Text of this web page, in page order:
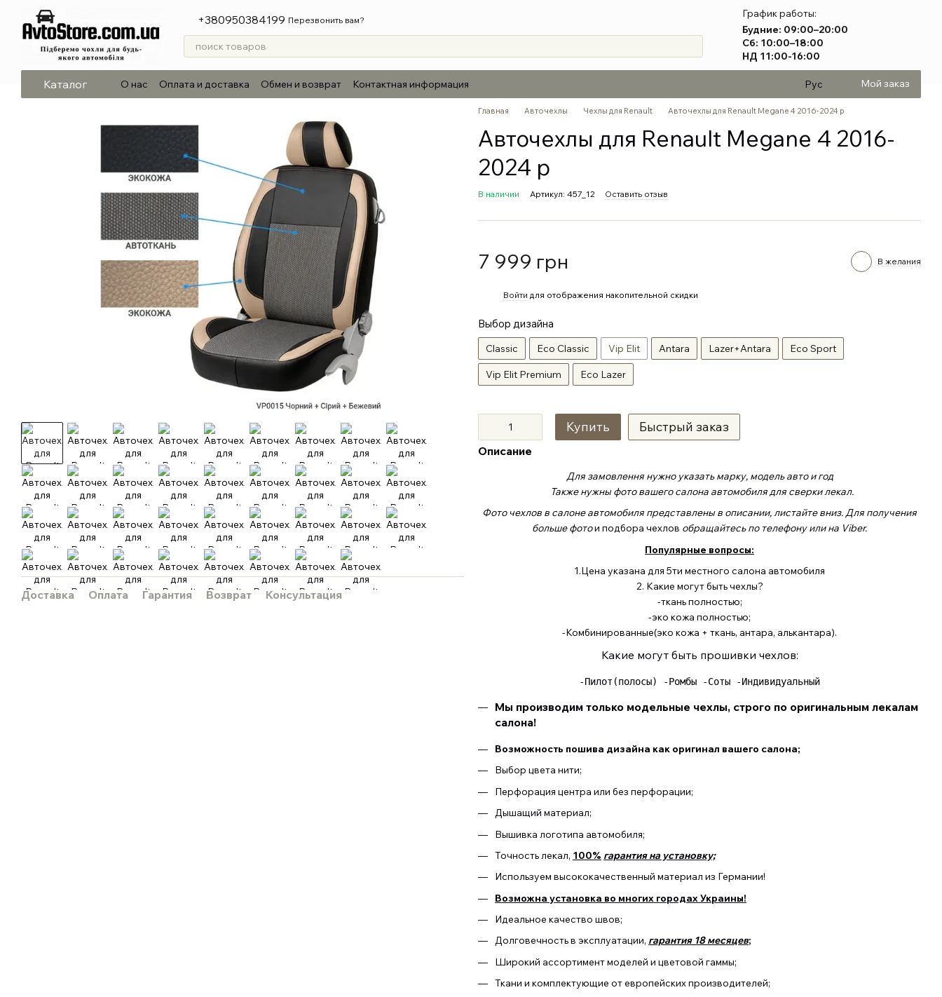
Перейти к основному контенту
+380950384199 Перезвонить вам?
График работы:
Будние: 09:00–20:00
Сб: 10:00–18:00
НД 11:00-16:00
Каталог О нас Оплата и доставка Обмен и возврат Контактная информация Рус Мой заказ
Доставка Оплата Гарантия Возврат Консультация
Главная Авточехлы Чехлы для Renault Авточехлы для Renault Megane 4 2016-2024 р
Авточехлы для Renault Megane 4 2016-
2024 р
В наличии Артикул: 457_12 Оставить отзыв
7 999 грн В желания
Войти для отображения накопительной скидки
Выбор дизайна
Classic Eco Classic Vip Elit Antara Lazer+Antara Eco Sport
Vip Elit Premium Eco Lazer
Купить Быстрый заказ
Описание
Для замовлення нужно указать марку, модель авто и год
Также нужны фото вашего салона автомобиля для сверки лекал.
Фото чехлов в салоне автомобиля представлены в описании, листайте вниз. Для получения
больше фотои подбора чехлов обращайтесь по телефону или на Viber.
Популярные вопросы:
1.Цена указана для 5ти местного салона автомобиля
2. Какие могут быть чехлы?
-ткань полностью;
-эко кожа полностью;
-Комбинированные(эко кожа + ткань, антара, алькантара).
Какие могут быть прошивки чехлов:
-Пилот(полосы) -Ромбы -Соты -Индивидуальный
Мы производим только модельные чехлы, строго по оригинальным лекалам
салона!
Возможность пошива дизайна как оригинал вашего салона;
Выбор цвета нити;
Перфорация центра или без перфорации;
Дышащий материал;
Вышивка логотипа автомобиля;
Точность лекал, 100% гарантия на установку;
Используем высококачественный материал из Германии!
Возможна установка во многих городах Украины!
Идеальное качество швов;
Долговечность в эксплуатации, гарантия 18 месяцев;
Широкий ассортимент моделей и цветовой гаммы;
Ткани и комплектующие от европейских производителей;